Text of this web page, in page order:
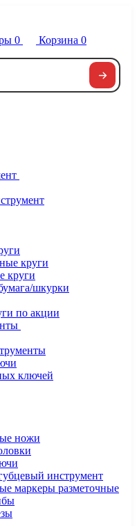
0 Корзина 0
круги
круги
шкурки
по акции
ключей
ножи
инструмент
маркеры разметочные